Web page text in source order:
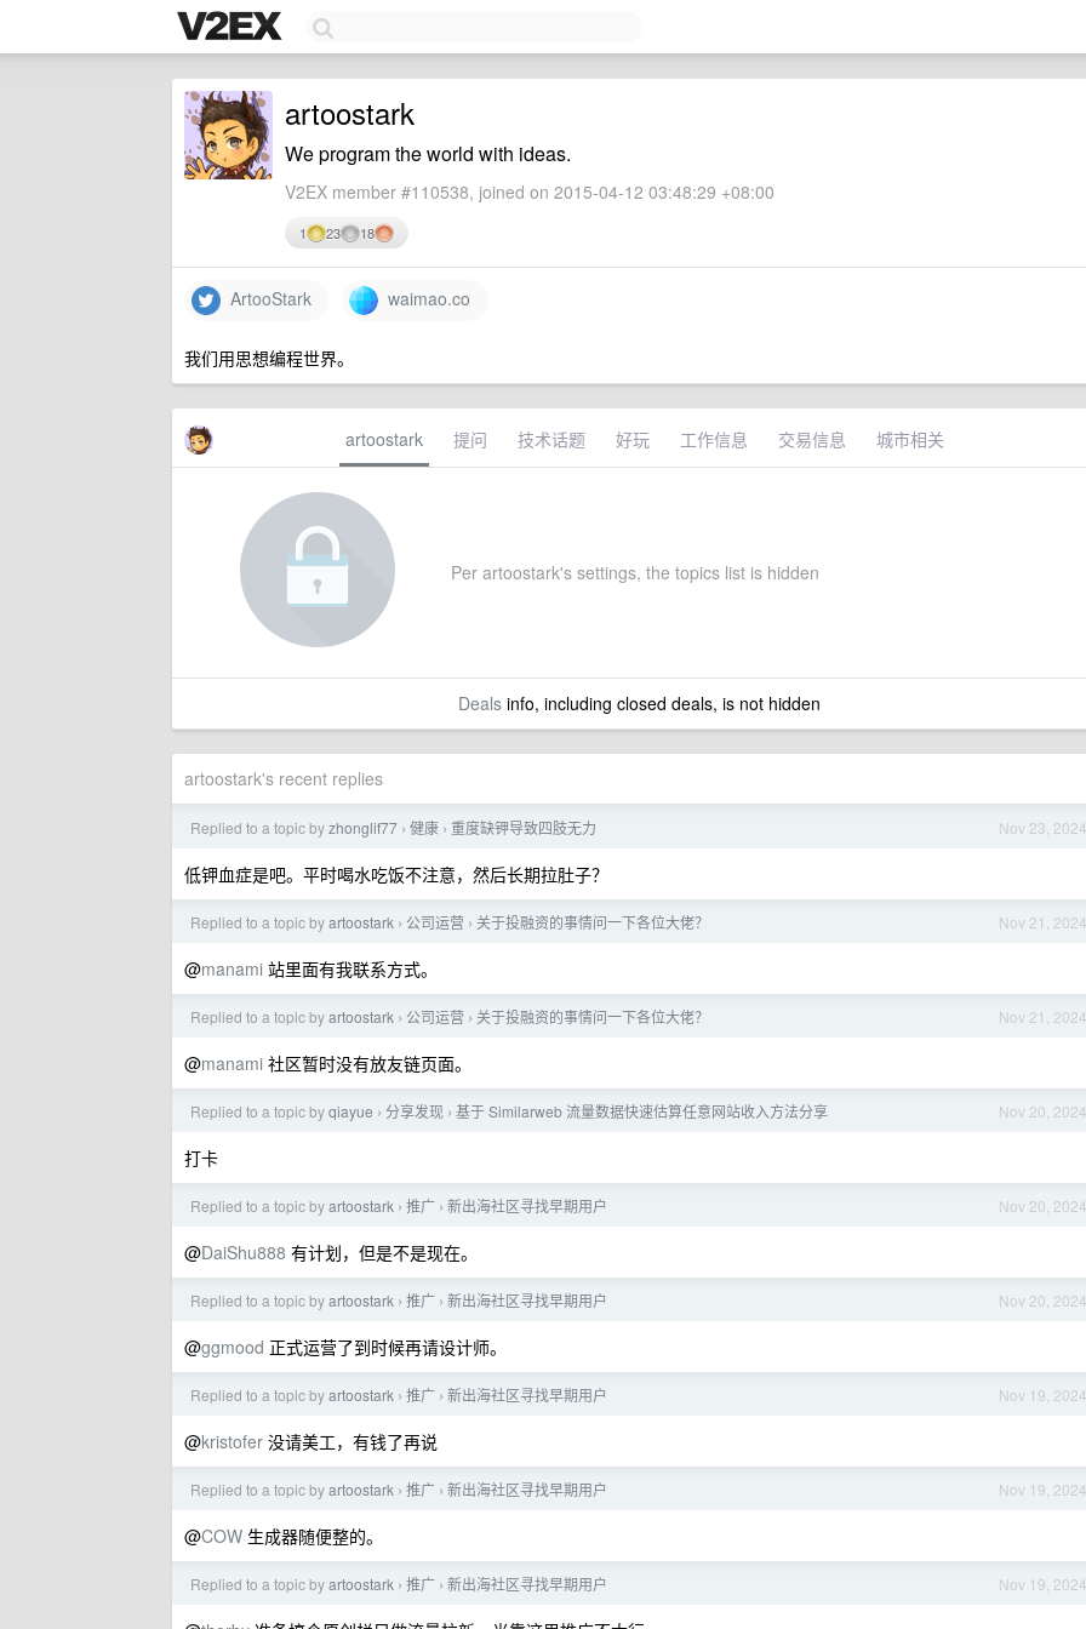
artoostark
We program the world with ideas.
V2EX member #110538, joined on 2015-04-12 03:48:29 +08:00
1 23 18
ArtooStark waimao.co
我们用思想编程世界。
artoostark 提问 技术话题 好玩 工作信息 交易信息 城市相关
Per artoostark's settings, the topics list is hidden
Dealsinfo, including closed deals, is not hidden
artoostark's recent replies
Nov 23, 2024
Replied to a topic byzhonglif77 › 健康 › 重度缺钾导致四肢无力
低钾血症是吧。平时喝水吃饭不注意，然后长期拉肚子？
Nov 21, 2024
Replied to a topic byartoostark › 公司运营 › 关于投融资的事情问一下各位大佬？
@manami 站里面有我联系方式。
Nov 21, 2024
Replied to a topic byartoostark › 公司运营 › 关于投融资的事情问一下各位大佬？
@manami 社区暂时没有放友链页面。
Nov 20, 2024
Replied to a topic byqiayue › 分享发现 › 基于 Similarweb 流量数据快速估算任意网站收入方法分享
打卡
Nov 20, 2024
Replied to a topic byartoostark › 推广 › 新出海社区寻找早期用户
@DaiShu888 有计划，但是不是现在。
Nov 20, 2024
Replied to a topic byartoostark › 推广 › 新出海社区寻找早期用户
@ggmood 正式运营了到时候再请设计师。
Nov 19, 2024
Replied to a topic byartoostark › 推广 › 新出海社区寻找早期用户
@kristofer 没请美工，有钱了再说
Nov 19, 2024
Replied to a topic byartoostark › 推广 › 新出海社区寻找早期用户
@COW 生成器随便整的。
Nov 19, 2024
Replied to a topic byartoostark › 推广 › 新出海社区寻找早期用户